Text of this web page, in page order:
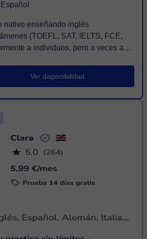
nativo enseñando inglés
(TOEFL, SAT, IELTS, FCE,
a individuos, pero a veces a
Ver disponibilidad